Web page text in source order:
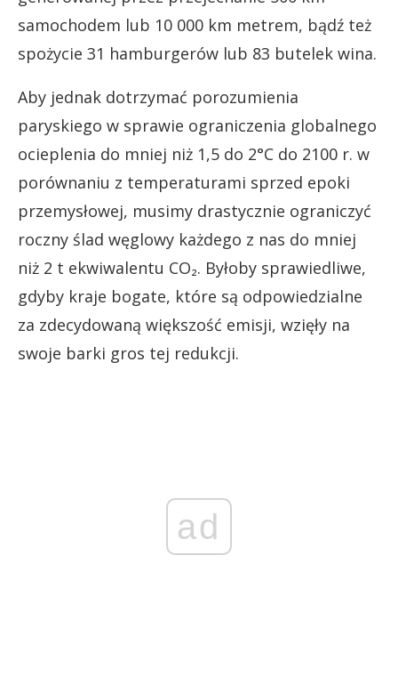
samochodem lub 10 000 km metrem, bądź też
spożycie 31 hamburgerów lub 83 butelek wina.
Aby jednak dotrzymać porozumienia
paryskiego w sprawie ograniczenia globalnego
ocieplenia do mniej niż 1,5 do 2°C do 2100 r. w
porównaniu z temperaturami sprzed epoki
przemysłowej, musimy drastycznie ograniczyć
roczny ślad węglowy każdego z nas do mniej
niż 2 t ekwiwalentu CO₂. Byłoby sprawiedliwe,
gdyby kraje bogate, które są odpowiedzialne
za zdecydowaną większość emisji, wzięły na
swoje barki gros tej redukcji.
ad